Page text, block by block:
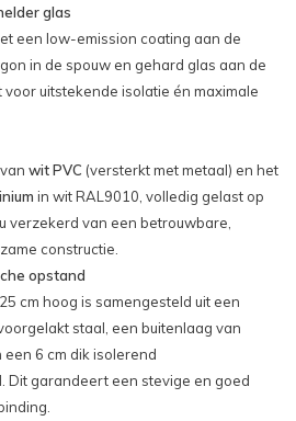
glas
een low-emission coating aan de
in de spouw en gehard glas aan de
voor uitstekende isolatie én maximale
wit PVC (versterkt met metaal) en het
in wit RAL9010, volledig gelast op
verzekerd van een betrouwbare,
constructie.
opstand
cm hoog is samengesteld uit een
staal, een buitenlaag van
6 cm dik isolerend
Dit garandeert een stevige en goed